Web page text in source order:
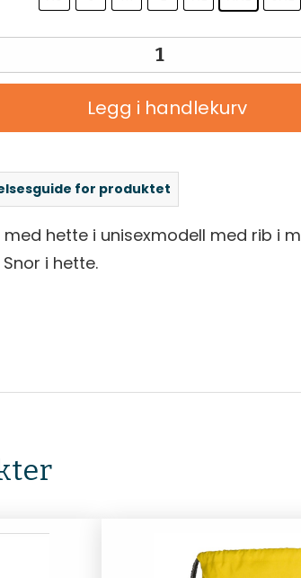
Legg i handlekurv
for produktet
hette i unisexmodell med rib i
i hette.